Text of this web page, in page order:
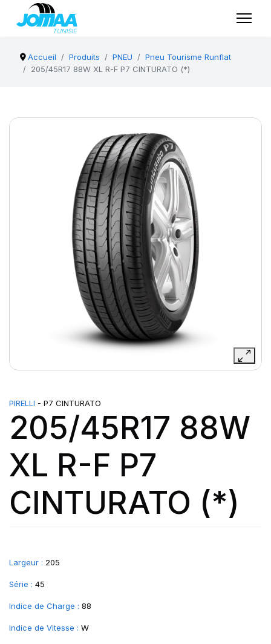
Accueil Produits PNEU
Pneu Tourisme Runflat
205/45R17 88W XL R-F P7 CINTURATO (*)
PIRELLI - P7 CINTURATO
205/45R17 88W
XL R-F P7
CINTURATO (*)
Largeur : 205
Série : 45
Indice de Charge : 88
Indice de Vitesse : W